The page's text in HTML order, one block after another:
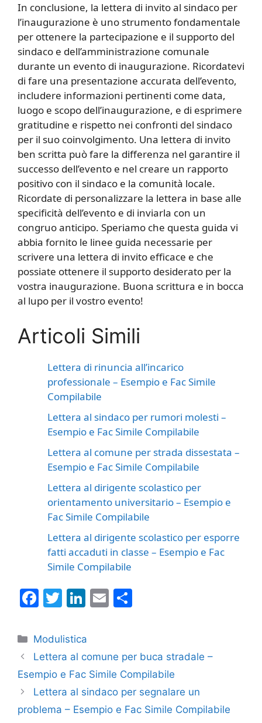
In conclusione, la lettera di invito al sindaco per
l’inaugurazione è uno strumento fondamentale
per ottenere la partecipazione e il supporto del
sindaco e dell’amministrazione comunale
durante un evento di inaugurazione. Ricordatevi
di fare una presentazione accurata dell’evento,
includere informazioni pertinenti come data,
luogo e scopo dell’inaugurazione, e di esprimere
gratitudine e rispetto nei confronti del sindaco
per il suo coinvolgimento. Una lettera di invito
ben scritta può fare la differenza nel garantire il
successo dell’evento e nel creare un rapporto
positivo con il sindaco e la comunità locale.
Ricordate di personalizzare la lettera in base alle
specificità dell’evento e di inviarla con un
congruo anticipo. Speriamo che questa guida vi
abbia fornito le linee guida necessarie per
scrivere una lettera di invito efficace e che
possiate ottenere il supporto desiderato per la
vostra inaugurazione. Buona scrittura e in bocca
al lupo per il vostro evento!
Articoli Simili
Lettera di rinuncia all’incarico
professionale – Esempio e Fac Simile
Compilabile
Lettera al sindaco per rumori molesti –
Esempio e Fac Simile Compilabile
Lettera al comune per strada dissestata –
Esempio e Fac Simile Compilabile
Lettera al dirigente scolastico per
orientamento universitario – Esempio e
Fac Simile Compilabile
Lettera al dirigente scolastico per esporre
fatti accaduti in classe – Esempio e Fac
Simile Compilabile
F
c
e
b
o
o
T
itt
er
Li
k
e
dI
n
E
l
di
vi
di
Categorie
Modulistica
Lettera al comune per buca stradale –
Esempio e Fac Simile Compilabile
Lettera al sindaco per segnalare un
problema – Esempio e Fac Simile Compilabile